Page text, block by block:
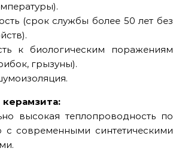
(срок службы более 50 лет без
к биологическим поражениям
грызуны).
высокая теплопроводность по
с современными синтетическими